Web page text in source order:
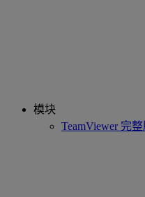
模块
TeamViewer 完